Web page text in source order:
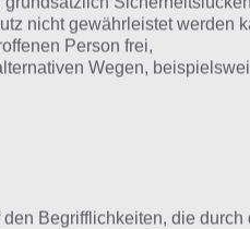
mit der Welt
nicht gewährleistet werden
Person frei,
Wegen,
Begrifflichkeiten, die durch